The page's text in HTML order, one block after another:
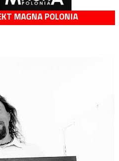
MAGNA POLONIA